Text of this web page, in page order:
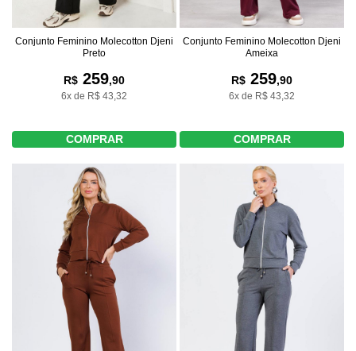
Conjunto Feminino Molecotton Djeni
Preto
R$ 259,90
6x de R$ 43,32
COMPRAR
Conjunto Feminino Molecotton Djeni
Ameixa
R$ 259,90
6x de R$ 43,32
COMPRAR